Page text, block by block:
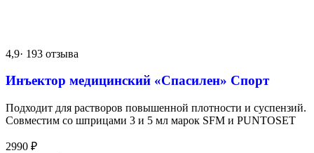
4,9· 193 отзыва
Инъектор медицинский «Спасилен» Спорт
Подходит для растворов повышенной плотности и суспензий.
Совместим со шприцами 3 и 5 мл марок SFM и PUNTOSET
2990 ₽